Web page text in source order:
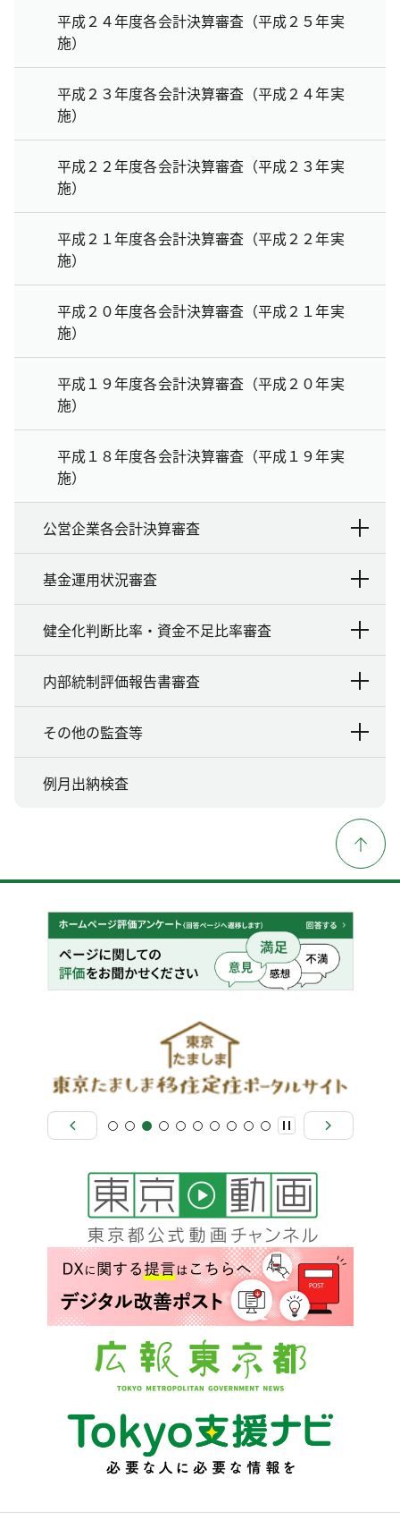
平成２４年度各会計決算審査（平成２５年実
施）
平成２３年度各会計決算審査（平成２４年実
施）
平成２２年度各会計決算審査（平成２３年実
施）
平成２１年度各会計決算審査（平成２２年実
施）
平成２０年度各会計決算審査（平成２１年実
施）
平成１９年度各会計決算審査（平成２０年実
施）
平成１８年度各会計決算審査（平成１９年実
施）
公営企業各会計決算審査
基金運用状況審査
健全化判断比率・資金不足比率審査
内部統制評価報告書審査
その他の監査等
例月出納検査